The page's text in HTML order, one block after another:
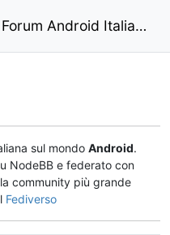
Androidiani - Forum Android Italiano
sul mondo Android.
NodeBB e federato con
community più grande
Fediverso